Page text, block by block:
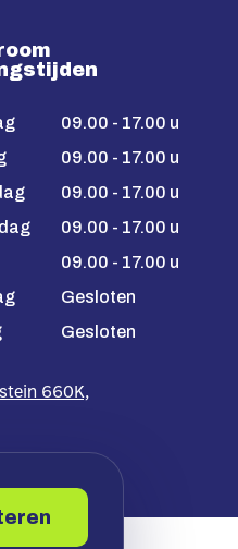
09.00 - 17.00 u
09.00 - 17.00 u
09.00 - 17.00 u
09.00 - 17.00 u
09.00 - 17.00 u
Gesloten
Gesloten
660K,